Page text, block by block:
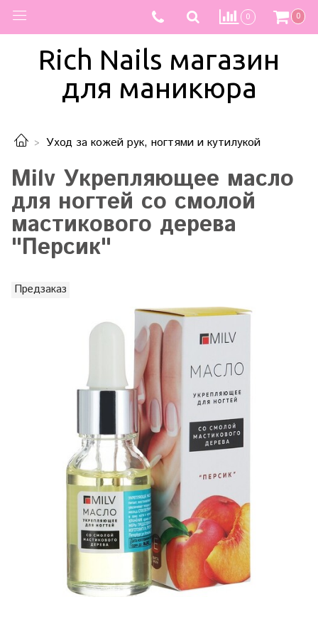
0 0
Rich Nails магазин
для маникюра
Уход за кожей рук, ногтями и кутилукой
Milv Укрепляющее масло
для ногтей со смолой
мастикового дерева
"Персик"
Предзаказ